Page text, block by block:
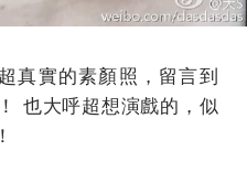
真實的素顏照，留言到
也大呼超想演戲的，似